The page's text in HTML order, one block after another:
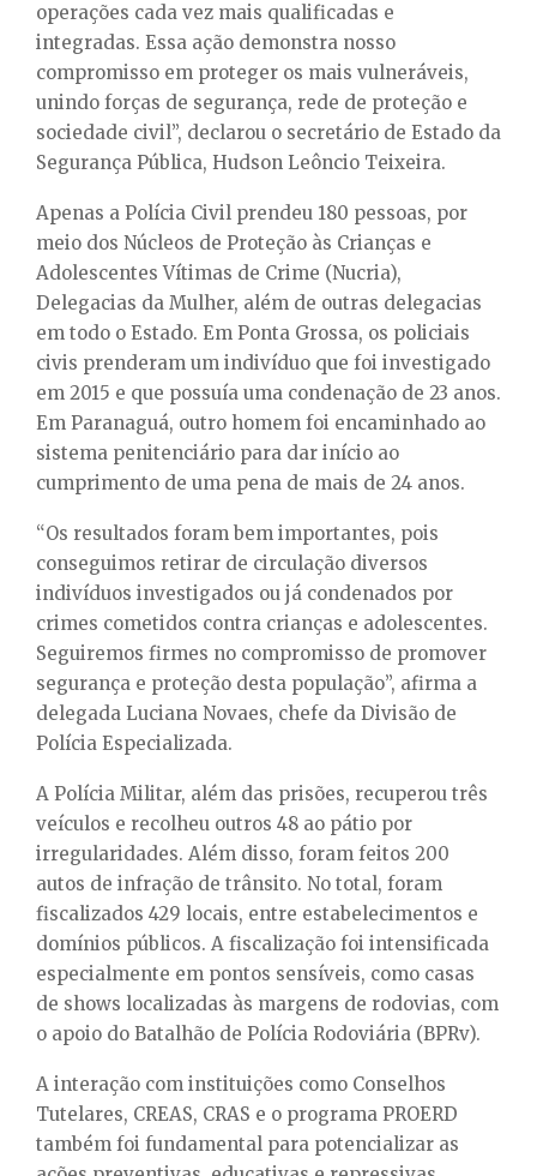
operações cada vez mais qualificadas e
integradas. Essa ação demonstra nosso
compromisso em proteger os mais vulneráveis,
unindo forças de segurança, rede de proteção e
sociedade civil”, declarou o secretário de Estado da
Segurança Pública, Hudson Leôncio Teixeira.
Apenas a Polícia Civil prendeu 180 pessoas, por
meio dos Núcleos de Proteção às Crianças e
Adolescentes Vítimas de Crime (Nucria),
Delegacias da Mulher, além de outras delegacias
em todo o Estado. Em Ponta Grossa, os policiais
civis prenderam um indivíduo que foi investigado
em 2015 e que possuía uma condenação de 23 anos.
Em Paranaguá, outro homem foi encaminhado ao
sistema penitenciário para dar início ao
cumprimento de uma pena de mais de 24 anos.
“Os resultados foram bem importantes, pois
conseguimos retirar de circulação diversos
indivíduos investigados ou já condenados por
crimes cometidos contra crianças e adolescentes.
Seguiremos firmes no compromisso de promover
segurança e proteção desta população”, afirma a
delegada Luciana Novaes, chefe da Divisão de
Polícia Especializada.
A Polícia Militar, além das prisões, recuperou três
veículos e recolheu outros 48 ao pátio por
irregularidades. Além disso, foram feitos 200
autos de infração de trânsito. No total, foram
fiscalizados 429 locais, entre estabelecimentos e
domínios públicos. A fiscalização foi intensificada
especialmente em pontos sensíveis, como casas
de shows localizadas às margens de rodovias, com
o apoio do Batalhão de Polícia Rodoviária (BPRv).
A interação com instituições como Conselhos
Tutelares, CREAS, CRAS e o programa PROERD
também foi fundamental para potencializar as